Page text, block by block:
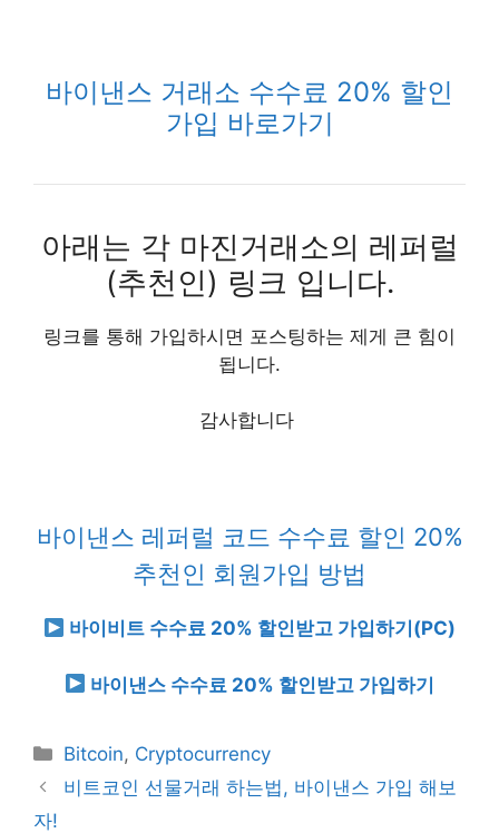
바이낸스 거래소 수수료 20% 할인
가입 바로가기
아래는 각 마진거래소의 레퍼럴
(추천인) 링크 입니다.
링크를 통해 가입하시면 포스팅하는 제게 큰 힘이
됩니다.
감사합니다
바이낸스 레퍼럴 코드 수수료 할인 20%
추천인 회원가입 방법
바이비트 수수료 20% 할인받고 가입하기 (PC)
바이낸스 수수료 20% 할인받고 가입하기
Categories
Bitcoin, Cryptocurrency
비트코인 선물거래 하는법, 바이낸스 가입 해보
자!